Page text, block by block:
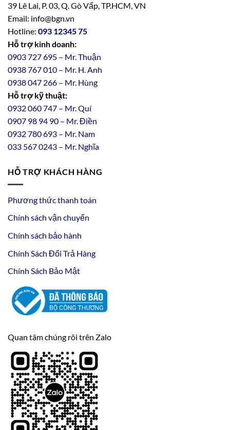
39 Lê Lai, P. 03, Q. Gò Vấp, TP.HCM, VN
Email: info@bgn.vn
Hotline: 093 12345 75
Hỗ trợ kinh doanh:
0903 727 695 – Mr. Thuận
0938 767 010 – Mr. H. Anh
0938 047 266 – Mr. Hùng
Hỗ trợ kỹ thuật:
0932 060 747 – Mr. Quí
0907 98 94 90 – Mr. Điền
0932780693 – Mr. Nam
033 567 0243 – Mr. Nghĩa
HỖ TRỢ KHÁCH HÀNG
Phương thức thanh toán
Chính sách vận chuyển
Chính sách bảo hành
Chính Sách Đổi Trả Hàng
Chính Sách Bảo Mật
Quan tâm chúng rôi trên Zalo